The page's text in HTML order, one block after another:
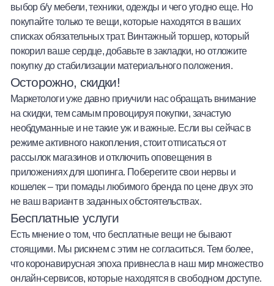
выбор б/у мебели, техники, одежды и чего угодно еще. Но
покупайте только те вещи, которые находятся в ваших
списках обязательных трат. Винтажный торшер, который
покорил ваше сердце, добавьте в закладки, но отложите
покупку до стабилизации материального положения.
Осторожно, скидки!
Маркетологи уже давно приучили нас обращать внимание
на скидки, тем самым провоцируя покупки, зачастую
необдуманные и не такие уж и важные. Если вы сейчас в
режиме активного накопления, стоит отписаться от
рассылок магазинов и отключить оповещения в
приложениях для шопинга. Поберегите свои нервы и
кошелек – три помады любимого бренда по цене двух это
не ваш вариант в заданных обстоятельствах.
Бесплатные услуги
Есть мнение о том, что бесплатные вещи не бывают
стоящими. Мы рискнем с этим не согласиться. Тем более,
что коронавирусная эпоха привнесла в наш мир множество
онлайн-сервисов, которые находятся в свободном доступе.